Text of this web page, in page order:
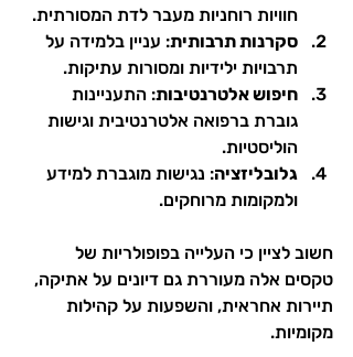
חוויות רוחניות מעבר לדת המסורתית.
סקרנות תרבותית: עניין בלמידה על
תרבויות ילידיות ומסורות עתיקות.
חיפוש אלטרנטיבות: התעניינות
גוברת ברפואה אלטרנטיבית וגישות
הוליסטיות.
גלובליזציה: נגישות מוגברת למידע
ולמקומות מרוחקים.
חשוב לציין כי העלייה בפופולריות של
טקסים אלה מעוררת גם דיונים על אתיקה,
תיירות אחראית, והשפעות על קהילות
מקומיות.